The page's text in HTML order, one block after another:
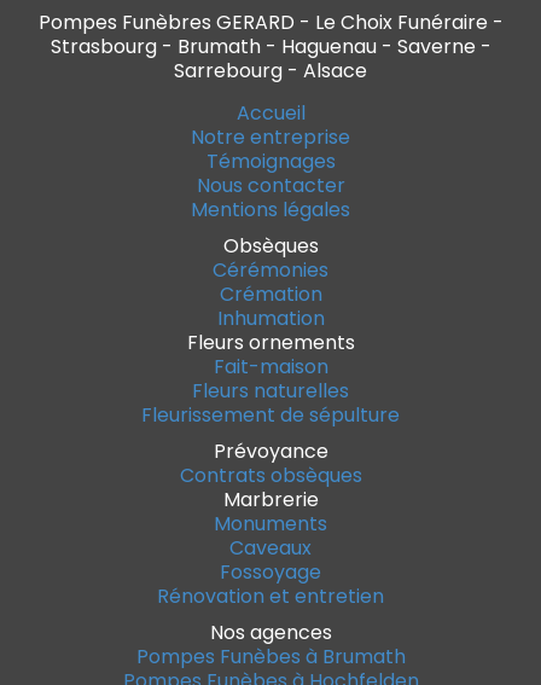
Pompes Funèbres GERARD - Le Choix Funéraire -
Strasbourg - Brumath - Haguenau - Saverne -
Sarrebourg - Alsace
Accueil
Notre entreprise
Témoignages
Nous contacter
Mentions légales
Obsèques
Cérémonies
Crémation
Inhumation
Fleurs ornements
Fait-maison
Fleurs naturelles
Fleurissement de sépulture
Prévoyance
Contrats obsèques
Marbrerie
Monuments
Caveaux
Fossoyage
Rénovation et entretien
Nos agences
Pompes Funèbes à Brumath